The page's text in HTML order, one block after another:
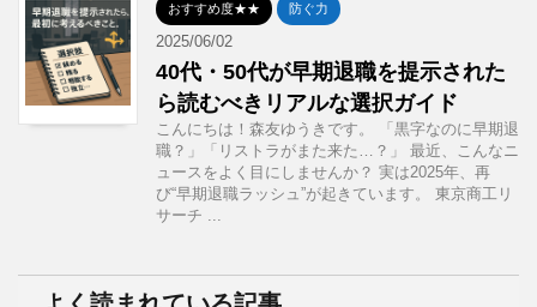
おすすめ度★★ 防ぐ力
2025/06/02
40代・50代が早期退職を提示された
ら読むべきリアルな選択ガイド
こんにちは！森友ゆうきです。 「黒字なのに早期退
職？」「リストラがまた来た…？」 最近、こんなニ
ュースをよく目にしませんか？ 実は2025年、再
び“早期退職ラッシュ”が起きています。 東京商工リ
サーチ ...